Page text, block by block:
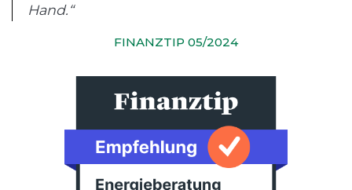
Hand.“
FINANZTIP 05/2024